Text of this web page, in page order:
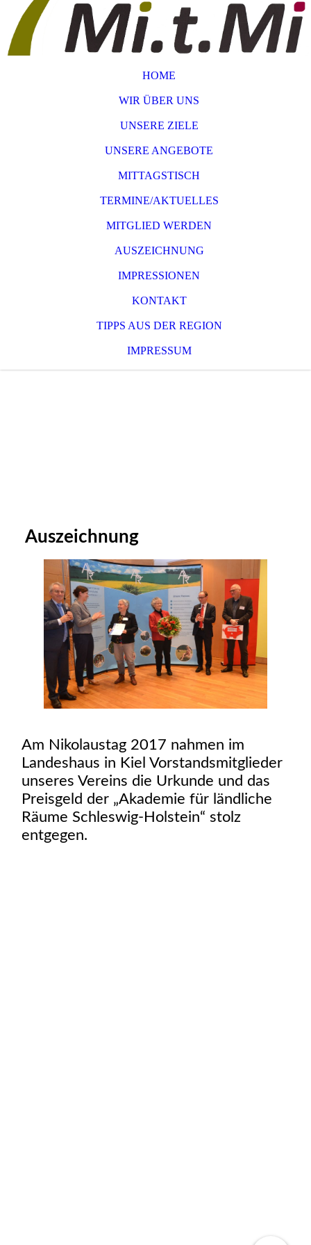
HOME
WIR ÜBER UNS
UNSERE ZIELE
UNSERE ANGEBOTE
MITTAGSTISCH
TERMINE/AKTUELLES
MITGLIED WERDEN
AUSZEICHNUNG
IMPRESSIONEN
KONTAKT
TIPPS AUS DER REGION
IMPRESSUM
Auszeichnung
Am Nikolaustag 2017 nahmen im
Landeshaus in Kiel Vorstandsmitglieder
unseres Vereins die Urkunde und das
Preisgeld der „Akademie für ländliche
Räume Schleswig-Holstein“ stolz
entgegen.